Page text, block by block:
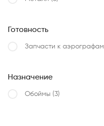
Готовность
Запчасти к аэрографам
Назначение
Обоймы (3)